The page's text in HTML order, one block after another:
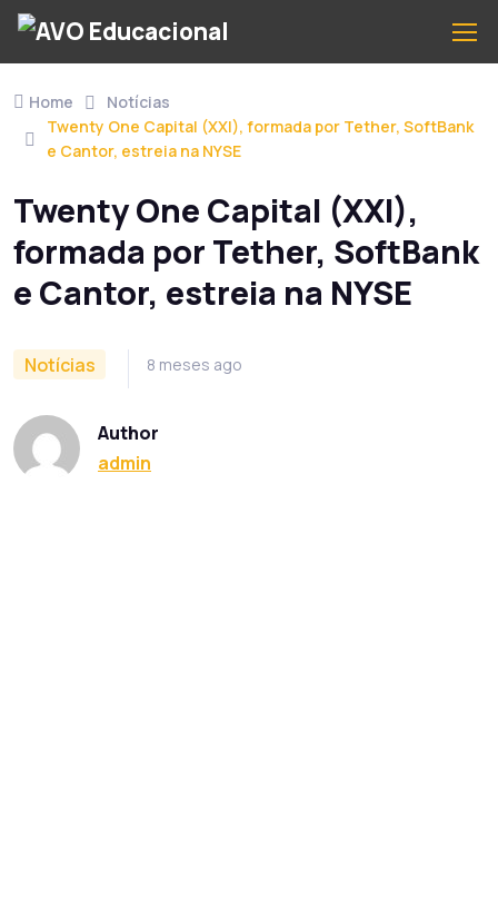
Home
Notícias
Twenty One Capital (XXI), formada por Tether, SoftBank
e Cantor, estreia na NYSE
Twenty One Capital (XXI),
formada por Tether, SoftBank
e Cantor, estreia na NYSE
Notícias 8 meses ago
Author
admin